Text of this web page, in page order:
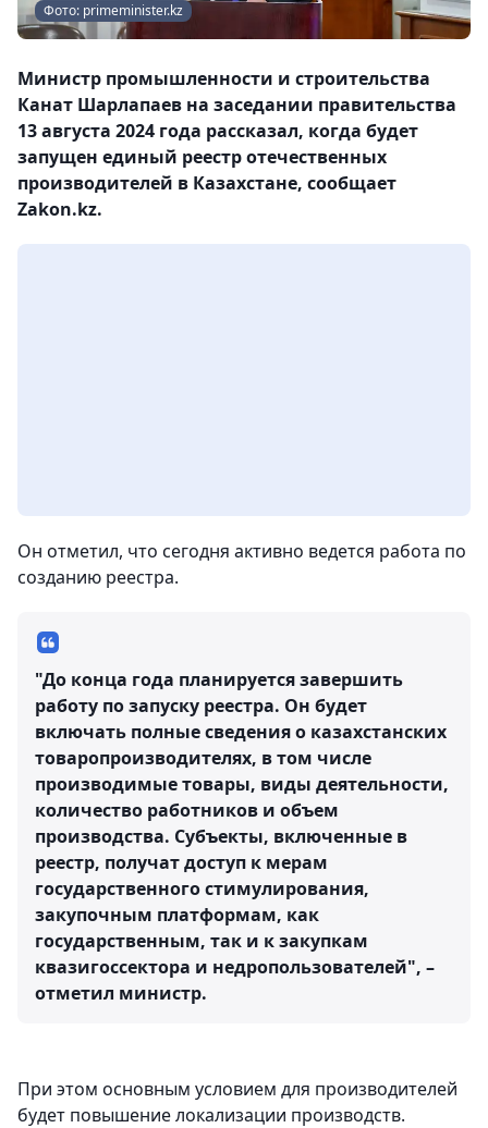
Фото: primeminister.kz
Министр промышленности и строительства
Канат Шарлапаев на заседании правительства
13 августа 2024 года рассказал, когда будет
запущен единый реестр отечественных
производителей в Казахстане, сообщает
Zakon.kz.
Он отметил, что сегодня активно ведется работа по
созданию реестра.
"До конца года планируется завершить
работу по запуску реестра. Он будет
включать полные сведения о казахстанских
товаропроизводителях, в том числе
производимые товары, виды деятельности,
количество работников и объем
производства. Субъекты, включенные в
реестр, получат доступ к мерам
государственного стимулирования,
закупочным платформам, как
государственным, так и к закупкам
квазигоссектора и недропользователей", –
отметил министр.
При этом основным условием для производителей
будет повышение локализации производств.